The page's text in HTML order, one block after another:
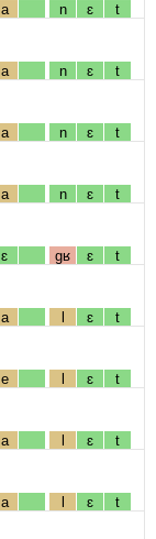
a n ɛ t
a n ɛ t
a n ɛ t
a n ɛ t
ɛ gʁ ɛ t
a l ɛ t
e l ɛ t
a l ɛ t
a l ɛ t